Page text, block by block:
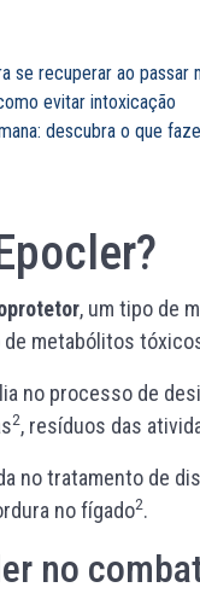
se recuperar ao passar
evitar intoxicação
descubra o que
, um tipo de
metabólitos
no processo de
2, resíduos das
no tratamento de
no fígado2.
no